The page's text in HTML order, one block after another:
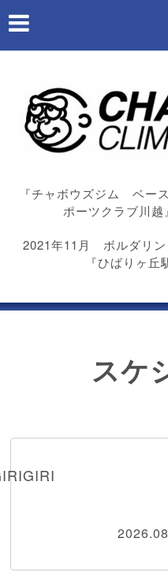
『チャボウズジム ベー
ポーツクラブ川
2021年11月 ボルダリ
『ひばりヶ
スケ